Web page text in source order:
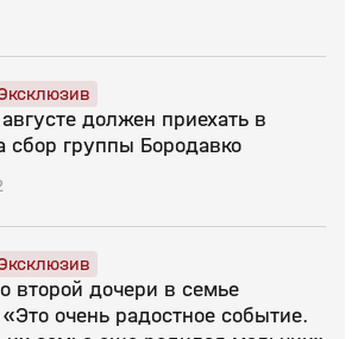
должен приехать в
сбор группы Бородавко
второй дочери в семье
очень радостное событие.